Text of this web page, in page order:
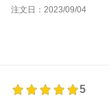
注文日：2023/09/04
5